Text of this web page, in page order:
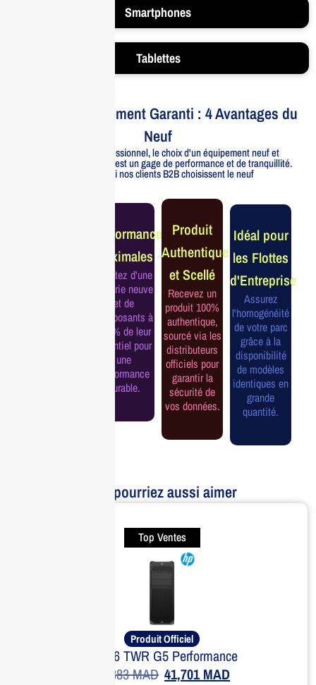
Smartphones
Tablettes
Votre Investissement Garanti : 4 Avantages du
Neuf
Pour un usage professionnel, le choix d'un équipement neuf et
officiellement distribué est un gage de performance et de tranquillité.
Voici pourquoi nos clients B2B choisissent le neuf
Performance
Maximales
Profitez d'une
batterie neuve
et de
composants à
100% de leur
potentiel pour
une
performance
durable.
Produit
Authentique
et Scellé
Recevez un
produit 100%
authentique,
sourcé via les
distributeurs
officiels pour
garantir la
sécurité de
vos données.
Idéal pour
les Flottes
d'Entreprise
Assurez
l'homogénéité
de votre parc
grâce à la
disponibilité
de modèles
identiques en
grande
quantité.
Vous pourriez aussi aimer
Top Ventes
Produit Officiel
HP Z6 TWR G5 Performance
51,383MAD 41,701MAD